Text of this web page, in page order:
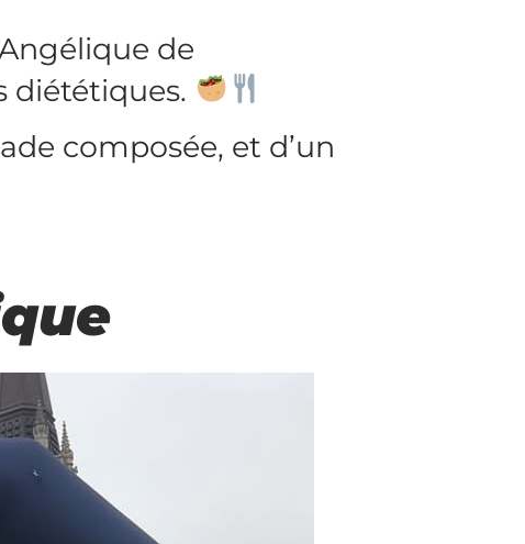
de
diététiques.
composée, et d’un